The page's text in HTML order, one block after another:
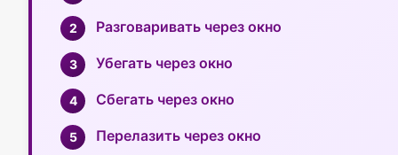
Разговаривать через окно
Убегать через окно
Сбегать через окно
Перелазить через окно